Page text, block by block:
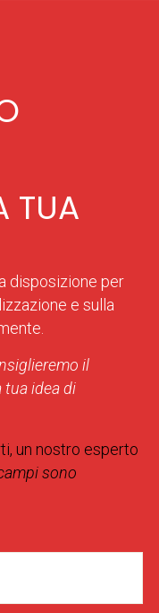
TUA
disposizione per
e sulla
il
idea di
un nostro esperto
sono